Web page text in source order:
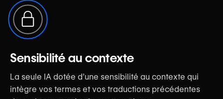
Sensibilité au contexte
La seule IA dotée d’une sensibilité au contexte qui
intègre vos termes et vos traductions précédentes